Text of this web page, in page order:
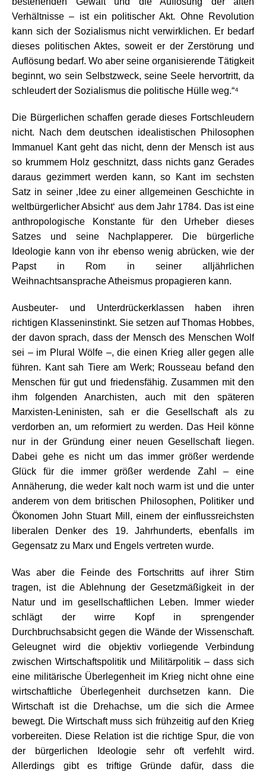
Verhältnisse – ist ein politischer Akt. Ohne Revolution
kann sich der Sozialismus nicht verwirklichen. Er bedarf
dieses politischen Aktes, soweit er der Zerstörung und
Auflösung bedarf. Wo aber seine organisierende Tätigkeit
beginnt, wo sein Selbstzweck, seine Seele hervortritt, da
schleudert der Sozialismus die politische Hülle weg.“⁴
Die Bürgerlichen schaffen gerade dieses Fortschleudern
nicht. Nach dem deutschen idealistischen Philosophen
Immanuel Kant geht das nicht, denn der Mensch ist aus
so krummem Holz geschnitzt, dass nichts ganz Gerades
daraus gezimmert werden kann, so Kant im sechsten
Satz in seiner ‚Idee zu einer allgemeinen Geschichte in
weltbürgerlicher Absicht‘ aus dem Jahr 1784. Das ist eine
anthropologische Konstante für den Urheber dieses
Satzes und seine Nachplapperer. Die bürgerliche
Ideologie kann von ihr ebenso wenig abrücken, wie der
Papst in Rom in seiner alljährlichen
Weihnachtsansprache Atheismus propagieren kann.
Ausbeuter- und Unterdrückerklassen haben ihren
richtigen Klasseninstinkt. Sie setzen auf Thomas Hobbes,
der davon sprach, dass der Mensch des Menschen Wolf
sei – im Plural Wölfe –, die einen Krieg aller gegen alle
führen. Kant sah Tiere am Werk; Rousseau befand den
Menschen für gut und friedensfähig. Zusammen mit den
ihm folgenden Anarchisten, auch mit den späteren
Marxisten-Leninisten, sah er die Gesellschaft als zu
verdorben an, um reformiert zu werden. Das Heil könne
nur in der Gründung einer neuen Gesellschaft liegen.
Dabei gehe es nicht um das immer größer werdende
Glück für die immer größer werdende Zahl – eine
Annäherung, die weder kalt noch warm ist und die unter
anderem von dem britischen Philosophen, Politiker und
Ökonomen John Stuart Mill, einem der einflussreichsten
liberalen Denker des 19. Jahrhunderts, ebenfalls im
Gegensatz zu Marx und Engels vertreten wurde.
Was aber die Feinde des Fortschritts auf ihrer Stirn
tragen, ist die Ablehnung der Gesetzmäßigkeit in der
Natur und im gesellschaftlichen Leben. Immer wieder
schlägt der wirre Kopf in sprengender
Durchbruchsabsicht gegen die Wände der Wissenschaft.
Geleugnet wird die objektiv vorliegende Verbindung
zwischen Wirtschaftspolitik und Militärpolitik – dass sich
eine militärische Überlegenheit im Krieg nicht ohne eine
wirtschaftliche Überlegenheit durchsetzen kann. Die
Wirtschaft ist die Drehachse, um die sich die Armee
bewegt. Die Wirtschaft muss sich frühzeitig auf den Krieg
vorbereiten. Diese Relation ist die richtige Spur, die von
der bürgerlichen Ideologie sehr oft verfehlt wird.
Allerdings gibt es triftige Gründe dafür, dass die